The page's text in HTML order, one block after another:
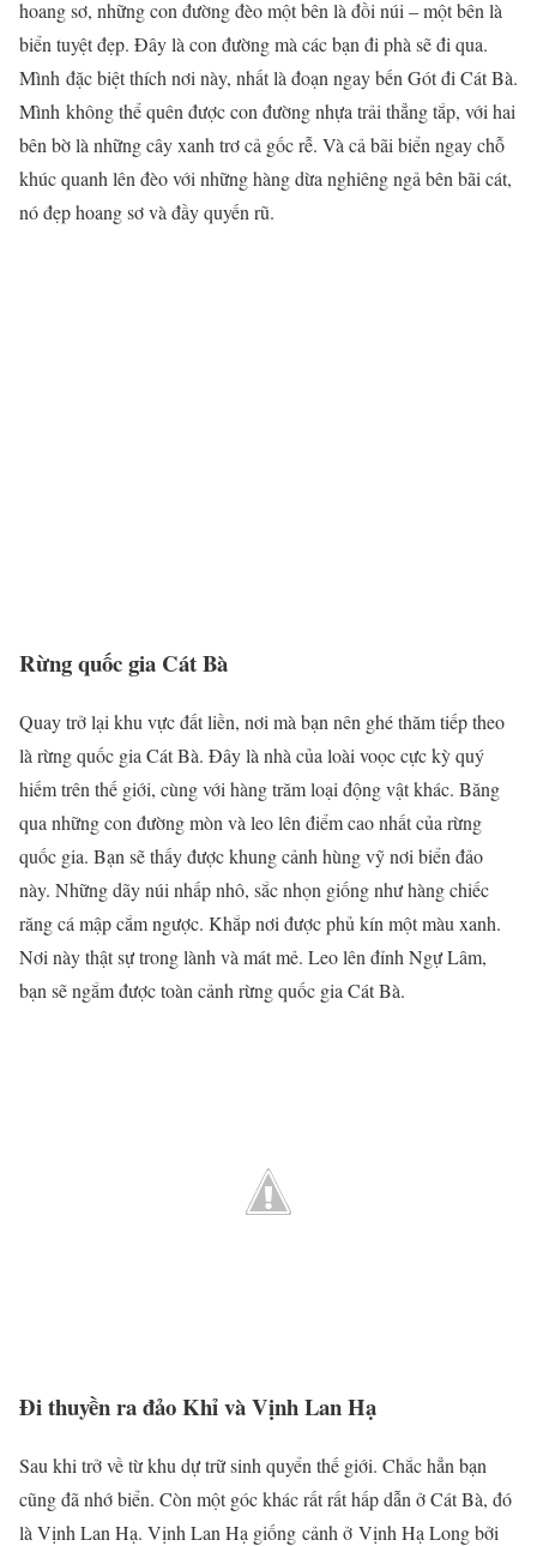
hoang sơ, những con đường đèo một bên là đồi núi – một bên là
biển tuyệt đẹp. Đây là con đường mà các bạn đi phà sẽ đi qua.
Mình đặc biệt thích nơi này, nhất là đoạn ngay bến Gót đi Cát Bà.
Mình không thể quên được con đường nhựa trải thẳng tắp, với hai
bên bờ là những cây xanh trơ cả gốc rễ. Và cả bãi biển ngay chỗ
khúc quanh lên đèo với những hàng dừa nghiêng ngả bên bãi cát,
nó đẹp hoang sơ và đầy quyến rũ.
Rừng quốc gia Cát Bà
Quay trở lại khu vực đất liền, nơi mà bạn nên ghé thăm tiếp theo
là rừng quốc gia Cát Bà. Đây là nhà của loài voọc cực kỳ quý
hiếm trên thế giới, cùng với hàng trăm loại động vật khác. Băng
qua những con đường mòn và leo lên điểm cao nhất của rừng
quốc gia. Bạn sẽ thấy được khung cảnh hùng vỹ nơi biển đảo
này. Những dãy núi nhấp nhô, sắc nhọn giống như hàng chiếc
răng cá mập cắm ngược. Khắp nơi được phủ kín một màu xanh.
Nơi này thật sự trong lành và mát mẻ. Leo lên đỉnh Ngự Lâm,
bạn sẽ ngắm được toàn cảnh rừng quốc gia Cát Bà.
Đi thuyền ra đảo Khỉ và Vịnh Lan Hạ
Sau khi trở về từ khu dự trữ sinh quyển thế giới. Chắc hẳn bạn
cũng đã nhớ biển. Còn một góc khác rất rất hấp dẫn ở Cát Bà, đó
là Vịnh Lan Hạ. Vịnh Lan Hạ giống cảnh ở Vịnh Hạ Long bởi